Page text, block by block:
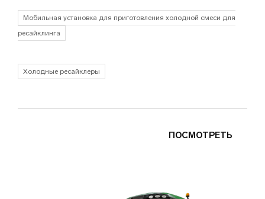
Мобильная установка для приготовления холодной смеси для
ресайклинга
Холодные ресайклеры
ПОСМОТРЕТЬ